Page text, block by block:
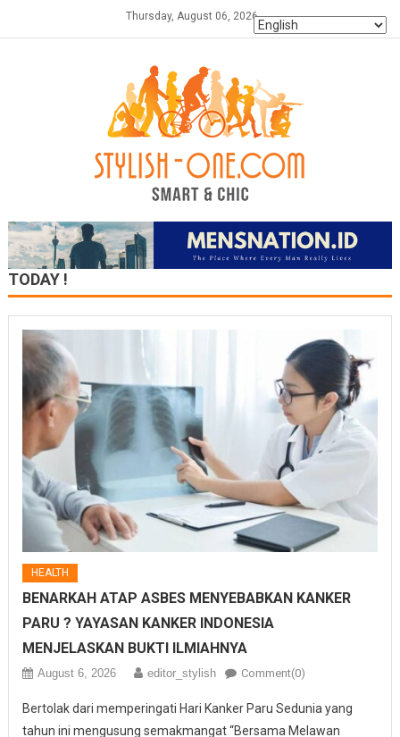
Thursday, August 06, 2026
TODAY !
HEALTH
BENARKAH ATAP ASBES MENYEBABKAN KANKER
PARU ? YAYASAN KANKER INDONESIA
MENJELASKAN BUKTI ILMIAHNYA
August 6, 2026 editor_stylish Comment(0)
Bertolak dari memperingati Hari Kanker Paru Sedunia yang
tahun ini mengusung semakmangat “Bersama Melawan